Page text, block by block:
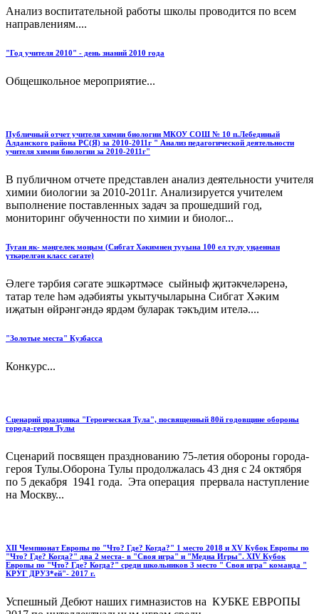
Анализ воспитательной работы школы проводится по всем
направлениям....
"Год учителя 2010" - день знаний 2010 года
Общешкольное мероприятие...
Публичный отчет учителя химии биологии МКОУ СОШ № 10 п.Лебединый
Алданского района РС(Я) за 2010-2011г " Анализ педагогической деятельности
учителя химии биологии за 2010-2011г"
В публичном отчете представлен анализ деятельности учителя
химии биологии за 2010-2011г. Анализируется учителем
выполнение поставленных задач за прошедший год,
мониторинг обученности по химии и биолог...
Туган як- мәңгелек моңым (Сибгат Хәкимнең тууына 100 ел тулу уңаеннан
үткәрелгән класс сәгате)
Әлеге тәрбия сәгате эшкәртмәсе сыйныф җитәкчеләренә,
татар теле һәм әдәбияты укытучыларына Сибгат Хәким
иҗатын өйрәнгәндә ярдәм буларак тәкъдим ителә....
"Золотые места" Кузбасса
Конкурс...
Сценарий праздника "Героическая Тула", посвященный 80й годовщине обороны
города-героя Тулы
Сценарий посвящен празднованию 75-летия обороны города-
героя Тулы.Оборона Тулы продолжалась 43 дня с 24 октября
по 5 декабря 1941 года. Эта операция прервала наступление
на Москву...
XII Чемпионат Европы по "Что? Где? Когда?" 1 место 2018 и XV Кубок Европы по
"Что? Где? Когда?" два 2 места- в "Своя игра" и "Медиа Игры". XIV Кубок
Европы по "Что? Где? Когда?" среди школьников 3 место " Своя игра" команда "
КРУГ ДРУЗ*ей"- 2017 г.
Успешный Дебют наших гимназистов на КУБКЕ ЕВРОПЫ